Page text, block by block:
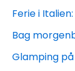
Ferie i
Bag
Glamping